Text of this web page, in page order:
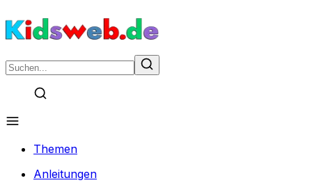
Themen
Anleitungen